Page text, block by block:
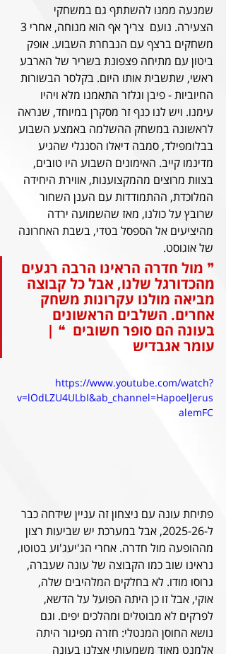
שמנעה ממנו להשתתף גם במשחקי
משחקים ברצף עם הנבחרת השבוע. אופק
ביטון עם מתיחה פצפונת בשריר של הארבע
ראשי, שתשבית אותו היום. בקלסר הבשורות
החיוביות - פיבן וגלזר התאמנו מלא ויהיו
עימנו. ויש לנו כנף זר מסקרן במיוחד, שנראה
לראשונה במשחק ההשלמה באמצע השבוע
בבלומפילד, סמבה דיאלו הסנגלי שהגיע
מדינמו קייב. האימונים השבוע היו טובים,
בצוות מרוצים מהמקצוענות, אווירת היחידה
המלוכדת, ההתמודדות עם הענן השחור
שרובץ על כולנו, מאז שהשמועה ירדה
מהיציעים אל הספסל בטדי, בשבת האחרונה
של אוגוסט.
❞ מול חדרה הראינו הרבה רגעים
מהכדורגל שלנו, אבל כל קבוצה
מביאה מולנו עקרונות משחק
אחרים. השלבים הראשונים
בעונה הם סופר חשובים ❝ |
עומר אגבדיש
https://www.youtube.com/watch?
v=lOdLZU4ULbI&ab_channel=HapoelJerus
alemFC
פתיחת עונה עם ניצחון זה עניין שידחה כבר
ל-2025-26, אבל במערכת יש שביעות רצון
מההופעה מול חדרה. אחרי הג'יעג'וע בטוטו,
נראינו שוב כמו הקבוצה של עונה שעברה,
גרוסו מודו. לא בחלקים המלהיבים שלה,
אוקי, אבל זו כן היתה הפועל על הדשא,
לפרקים לא מבוטלים ומהלכים יפים. וגם
נושא החוסן המנטלי: חזרה מפיגור היתה
אלמנט מאוד משמעותי אצלנו בעונה